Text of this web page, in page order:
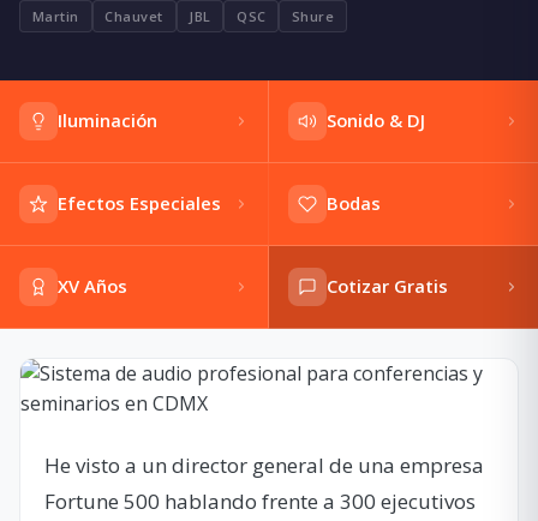
Martin Chauvet JBL QSC Shure
Iluminación Sonido & DJ
Efectos Especiales Bodas
XV Años Cotizar Gratis
He visto a un director general de una empresa
Fortune 500 hablando frente a 300 ejecutivos